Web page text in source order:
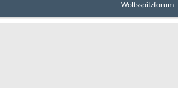
Wolfsspitzforum